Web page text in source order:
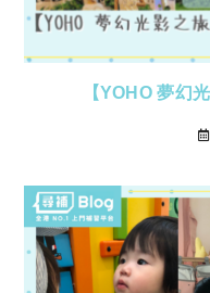
【YOHO 夢幻